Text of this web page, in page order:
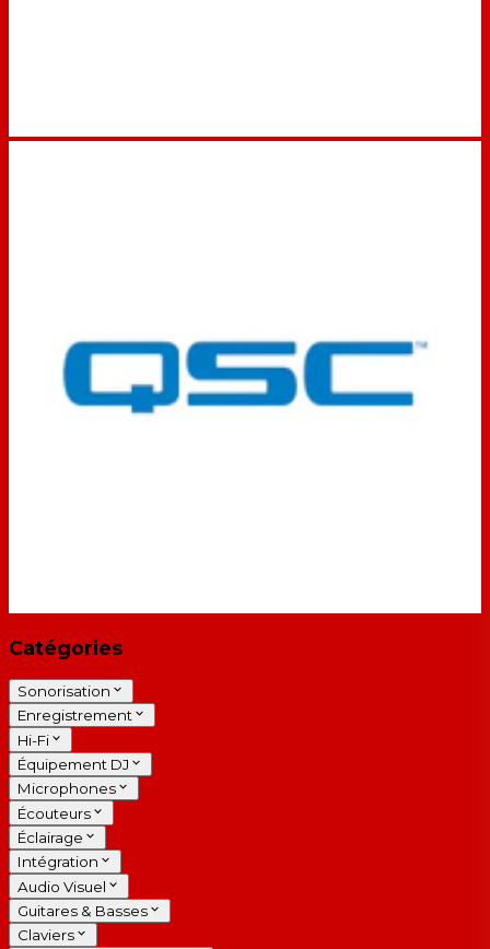
Catégories
Sonorisation
Enregistrement
Hi-Fi
Équipement DJ
Microphones
Écouteurs
Éclairage
Intégration
Audio Visuel
Guitares & Basses
Claviers